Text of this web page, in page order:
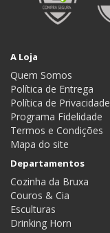
A Loja
Quem Somos
Política de Entrega
Política de Privacidade
Programa Fidelidade
Termos e Condições
Mapa do site
Departamentos
Cozinha da Bruxa
Couros & Cia
Esculturas
Drinking Horn